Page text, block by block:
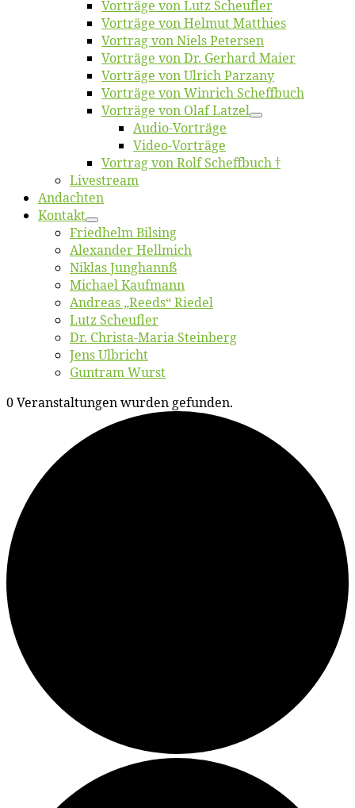
Vor­trä­ge von Lutz Scheufler
Vor­trä­ge von Hel­mut Matthies
Vor­trag von Niels Petersen
Vor­trä­ge von Dr. Ger­hard Maier
Vor­trä­ge von Ul­rich Parzany
Vor­trä­ge von Win­rich Scheffbuch
Vor­trä­ge von Olaf Latzel
Au­dio-Vor­trä­ge
Vi­deo-Vor­trä­ge
Vor­trag von Rolf Scheffbuch †
Live­stream
An­dach­ten
Kon­takt
Fried­helm Bilsing
Alex­an­der Hellmich
Ni­klas Junghannß
Mi­cha­el Kaufmann
An­dre­as „Reeds“ Riedel
Lutz Scheuf­ler
Dr. Chris­­ta-Ma­ria Steinberg
Jens Ulb­richt
Gun­tram Wurst
0 Veranstaltungen wurden gefunden.